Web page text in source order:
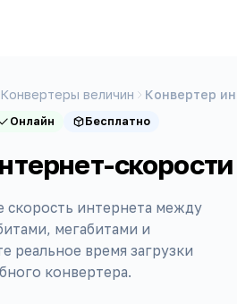
Конвертеры величин Конвертер
Онлайн Бесплатно
скорости
скорость интернета между
мегабитами и
реальное время загрузки
конвертера.